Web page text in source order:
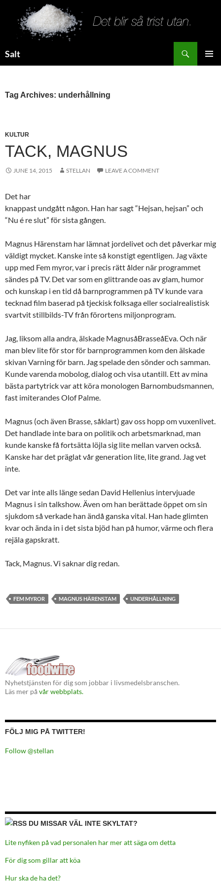
Salt
Tag Archives: underhållning
KULTUR
TACK, MAGNUS
JUNE 14, 2015 STELLAN LEAVE A COMMENT
Det har
knappast undgått någon. Han har sagt “Hejsan, hejsan” och
“Nu é re slut” för sista gången.
Magnus Härenstam har lämnat jordelivet och det påverkar mig
väldigt mycket. Kanske inte så konstigt egentligen. Jag växte
upp med Fem myror, var i precis rätt ålder när programmet
sändes på TV. Det var som en glittrande oas av glam, humor
och kunskap i en tid då barnprogrammen på TV kunde vara
tecknad film baserad på tjeckisk folksaga eller socialrealistisk
svartvit stillbilds-TV från förortens miljonprogram.
Jag, liksom alla andra, älskade MagnusåBrasseåEva. Och när
man blev lite för stor för barnprogrammen kom den älskade
skivan Varning för barn. Jag spelade den sönder och samman.
Kunde varenda mobolog, dialog och visa utantill. Ett av mina
bästa partytrick var att köra monologen Barnombudsmannen,
fast imiterandes Olof Palme.
Magnus (och även Brasse, såklart) gav oss hopp om vuxenlivet.
Det handlade inte bara on politik och arbetsmarknad, man
kunde kanske få fortsätta löjla sig lite mellan varven också.
Kanske har det präglat vår generation lite, lite grand. Jag vet
inte.
Det var inte alls länge sedan David Hellenius intervjuade
Magnus i sin talkshow. Även om han berättade öppet om sin
sjukdom så verkade han ändå ganska vital. Han hade glimten
kvar och ända in i det sista bjöd han på humor, värme och flera
rejäla gapskratt.
Tack, Magnus. Vi saknar dig redan.
FEM MYROR MAGNUS HÄRENSTAM UNDERHÅLLNING
Nyhetstjänsten för dig som jobbar i livsmedelsbranschen.
Läs mer påvår webbplats.
FÖLJ MIG PÅ TWITTER!
Follow @stellan
DU MISSAR VÄL INTE SKYLTAT?
Lite nyfiken på vad personalen har mer att säga om detta
För dig som gillar att köa
Hur ska de ha det?